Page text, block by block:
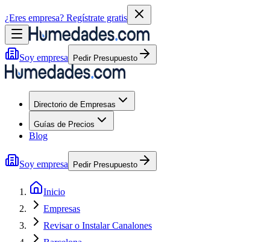
¿Eres empresa? Regístrate gratis
Soy empresa Pedir Presupuesto
Directorio de Empresas
Guías de Precios
Blog
Soy empresa Pedir Presupuesto
Inicio
Empresas
Revisar o Instalar Canalones